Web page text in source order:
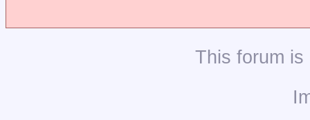
This forum is